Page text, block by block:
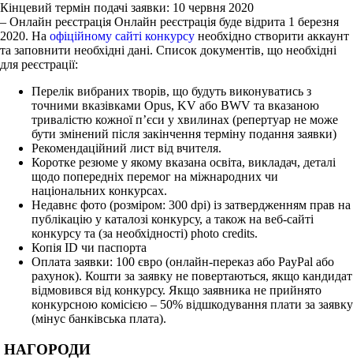
Кінцевий термін подачі заявки: 10 червня 2020
– Онлайн реєстрація Онлайн реєстрація буде відрита 1 березня
2020. На офіційному сайті конкурсу необхідно створити аккаунт
та заповнити необхідні дані. Список документів, що необхідні
для реєстрації:
Перелік вибраних творів, що будуть виконуватись з
точними вказівками Opus, KV або BWV та вказаною
тривалістю кожної п’єси у хвилинах (репертуар не може
бути змінений після закінчення терміну подання заявки)
Рекомендаційний лист від вчителя.
Коротке резюме у якому вказана освіта, викладач, деталі
щодо попередніх перемог на міжнародних чи
національних конкурсах.
Недавнє фото (розміром: 300 dpi) із затвердженням прав на
публікацію у каталозі конкурсу, а також на веб-сайті
конкурсу та (за необхідності) photo credits.
Копія ID чи паспорта
Оплата заявки: 100 євро (онлайн-переказ або PayPal або
рахунок). Кошти за заявку не повертаються, якщо кандидат
відмовився від конкурсу. Якщо заявника не прийнято
конкурсною комісією – 50% відшкодування плати за заявку
(мінус банківська плата).
НАГОРОДИ